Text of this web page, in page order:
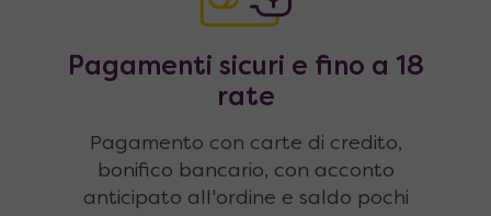
Pagamenti sicuri e fino a 18
rate
Pagamento con carte di credito,
bonifico bancario, con acconto
anticipato all'ordine e saldo pochi